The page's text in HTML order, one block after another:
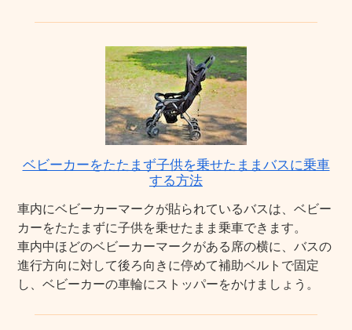
ベビーカーをたたまず子供を乗せたままバスに乗車
する方法
車内にベビーカーマークが貼られているバスは、ベビー
カーをたたまずに子供を乗せたまま乗車できます。
車内中ほどのベビーカーマークがある席の横に、バスの
進行方向に対して後ろ向きに停めて補助ベルトで固定
し、ベビーカーの車輪にストッパーをかけましょう。